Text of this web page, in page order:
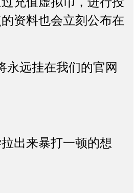
资料也会立刻公布在
远挂在我们的官网
出来暴打一顿的想